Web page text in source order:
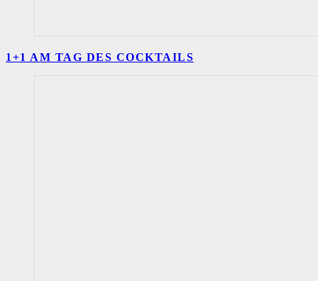
1+1 AM TAG DES COCKTAILS